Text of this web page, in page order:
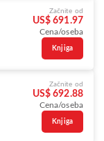
Začnite od
US$ 691.97
Cena/oseba
Knjiga
Začnite od
US$ 692.88
Cena/oseba
Knjiga